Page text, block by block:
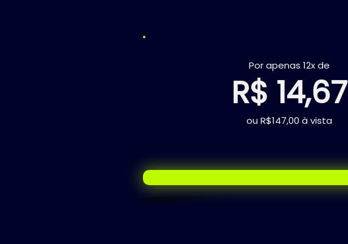
Por apenas 12x de
R$ 14,67
ou R$147,00 à vista